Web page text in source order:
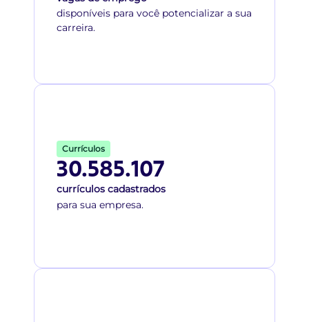
disponíveis para você potencializar a sua
carreira.
Currículos
30.585.107
currículos cadastrados
para sua empresa.